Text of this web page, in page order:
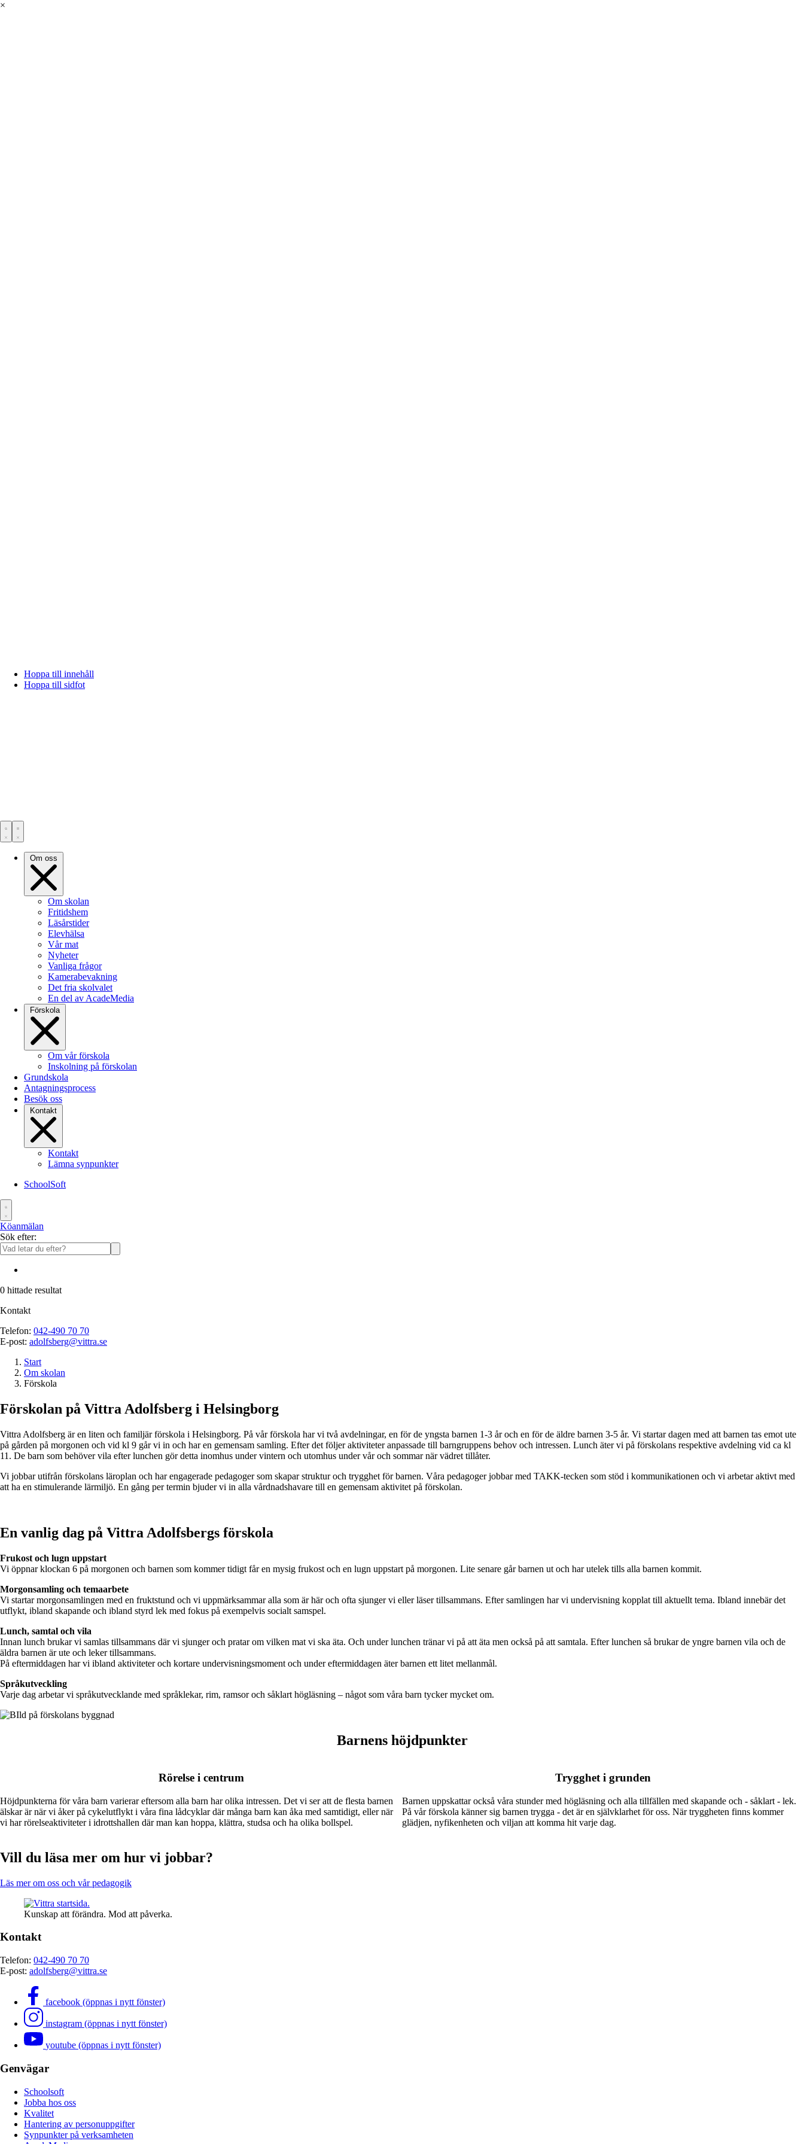
×
Hoppa till innehåll
Hoppa till sidfot
Om oss
Om skolan
Fritidshem
Läsårstider
Elevhälsa
Vår mat
Nyheter
Vanliga frågor
Kamerabevakning
Det fria skolvalet
En del av AcadeMedia
Förskola
Om vår förskola
Inskolning på förskolan
Grundskola
Antagningsprocess
Besök oss
Kontakt
Kontakt
Lämna synpunkter
SchoolSoft
Köanmälan
Sök efter:
0 hittade resultat
Kontakt
Telefon: 042-490 70 70
E-post: adolfsberg@vittra.se
Start
Om skolan
Förskola
Förskolan på Vittra Adolfsberg i Helsingborg
Vittra Adolfsberg är en liten och familjär förskola i Helsingborg. På vår förskola har vi två avdelningar, en för de yngsta barnen 1-3 år och en för de äldre barnen 3-5 år. Vi startar dagen med att barnen tas emot ute
på gården på morgonen och vid kl 9 går vi in och har en gemensam samling. Efter det följer aktiviteter anpassade till barngruppens behov och intressen. Lunch äter vi på förskolans respektive avdelning vid ca kl
11. De barn som behöver vila efter lunchen gör detta inomhus under vintern och utomhus under vår och sommar när vädret tillåter.
Vi jobbar utifrån förskolans läroplan och har engagerade pedagoger som skapar struktur och trygghet för barnen. Våra pedagoger jobbar med TAKK-tecken som stöd i kommunikationen och vi arbetar aktivt med
att ha en stimulerande lärmiljö. En gång per termin bjuder vi in alla vårdnadshavare till en gemensam aktivitet på förskolan.
En vanlig dag på Vittra Adolfsbergs förskola
Frukost och lugn uppstart
Vi öppnar klockan 6 på morgonen och barnen som kommer tidigt får en mysig frukost och en lugn uppstart på morgonen. Lite senare går barnen ut och har utelek tills alla barnen kommit.
Morgonsamling och temaarbete
Vi startar morgonsamlingen med en fruktstund och vi uppmärksammar alla som är här och ofta sjunger vi eller läser tillsammans. Efter samlingen har vi undervisning kopplat till aktuellt tema. Ibland innebär det
utflykt, ibland skapande och ibland styrd lek med fokus på exempelvis socialt samspel.
Lunch, samtal och vila
Innan lunch brukar vi samlas tillsammans där vi sjunger och pratar om vilken mat vi ska äta. Och under lunchen tränar vi på att äta men också på att samtala. Efter lunchen så brukar de yngre barnen vila och de
äldra barnen är ute och leker tillsammans.
På eftermiddagen har vi ibland aktiviteter och kortare undervisningsmoment och under eftermiddagen äter barnen ett litet mellanmål.
Språkutveckling
Varje dag arbetar vi språkutvecklande med språklekar, rim, ramsor och såklart högläsning – något som våra barn tycker mycket om.
Barnens höjdpunkter
Rörelse i centrum
Höjdpunkterna för våra barn varierar eftersom alla barn har olika intressen. Det vi ser att de flesta barnen
älskar är när vi åker på cykelutflykt i våra fina lådcyklar där många barn kan åka med samtidigt, eller när
vi har rörelseaktiviteter i idrottshallen där man kan hoppa, klättra, studsa och ha olika bollspel.
Trygghet i grunden
Barnen uppskattar också våra stunder med högläsning och alla tillfällen med skapande och - såklart - lek.
På vår förskola känner sig barnen trygga - det är en självklarhet för oss. När tryggheten finns kommer
glädjen, nyfikenheten och viljan att komma hit varje dag.
Vill du läsa mer om hur vi jobbar?
Läs mer om oss och vår pedagogik
Kunskap att förändra. Mod att påverka.
Kontakt
Telefon: 042-490 70 70
E-post: adolfsberg@vittra.se
facebook (öppnas i nytt fönster)
instagram (öppnas i nytt fönster)
youtube (öppnas i nytt fönster)
Genvägar
Schoolsoft
Jobba hos oss
Kvalitet
Hantering av personuppgifter
Synpunkter på verksamheten